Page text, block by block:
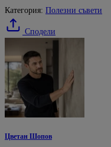
Категория: Полезни съвети
Сподели
Цветан Шопов